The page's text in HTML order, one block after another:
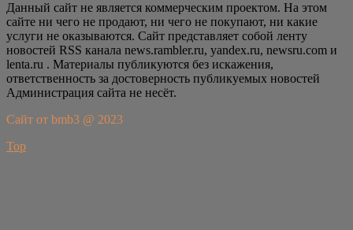
Данный сайт не является коммерческим проектом. На этом
сайте ни чего не продают, ни чего не покупают, ни какие
услуги не оказываются. Сайт представляет собой ленту
новостей RSS канала news.rambler.ru, yandex.ru, newsru.com и
lenta.ru . Материалы публикуются без искажения,
ответственность за достоверность публикуемых новостей
Администрация сайта не несёт.
Сайт от bmb3 @ 2023
Top